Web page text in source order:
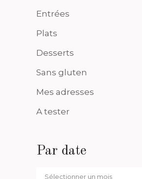
Entrées
Plats
Desserts
Sans gluten
Mes adresses
A tester
Par date
Par